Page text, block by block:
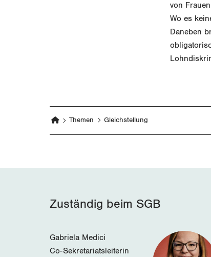
von
Wo es
Daneben
Themen Gleichstellung
Zuständig beim SGB
Gabriela Medici
Co-Sekretariatsleiterin